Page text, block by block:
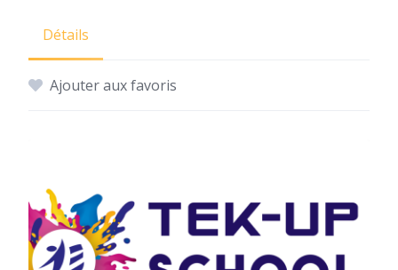
Détails
Ajouter aux favoris